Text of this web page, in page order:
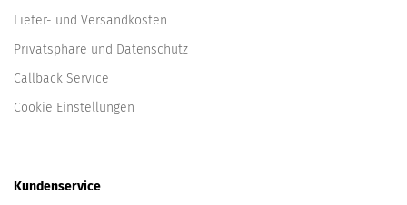
Liefer- und Versandkosten
Privatsphäre und Datenschutz
Callback Service
Cookie Einstellungen
Kundenservice